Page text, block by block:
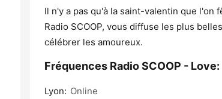
Il n'y a pas qu'à la saint-valentin que l'on
Radio SCOOP, vous diffuse les plus
célébrer les amoureux.
Fréquences Radio SCOOP - Love:
Lyon: Online